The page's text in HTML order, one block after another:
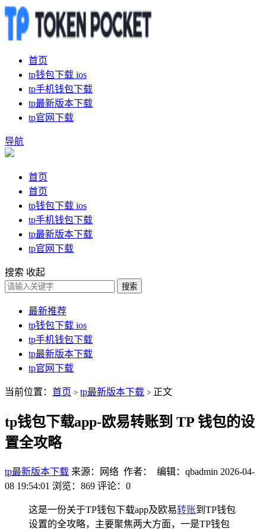
首页
tp钱包下载 ios
tp手机钱包下载
tp最新版本下载
tp官网下载
导航
首页
首页
tp钱包下载 ios
tp手机钱包下载
tp最新版本下载
tp官网下载
搜索 收起
搜索
最新推荐
tp钱包下载 ios
tp手机钱包下载
tp最新版本下载
tp官网下载
当前位置： 首页 > tp最新版本下载 > 正文
tp钱包下载app-欧易转账到 TP 钱包的设
置全攻略
tp最新版本下载 来源：网络 作者： 编辑：qbadmin 2026-04-
08 19:54:01 浏览：869 评论：0
这是一份关于TP钱包下载app及欧易转账到TP钱包
设置的全攻略，主要聚焦两大方面，一是TP钱包